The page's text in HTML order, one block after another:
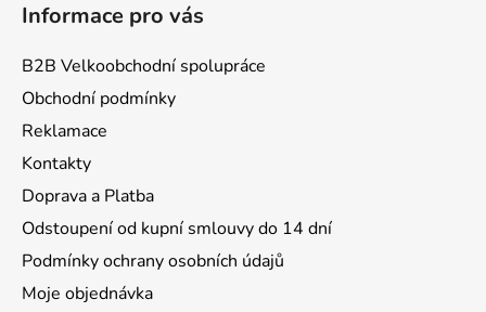
Informace pro vás
B2B Velkoobchodní spolupráce
Obchodní podmínky
Reklamace
Kontakty
Doprava a Platba
Odstoupení od kupní smlouvy do 14 dní
Podmínky ochrany osobních údajů
Moje objednávka